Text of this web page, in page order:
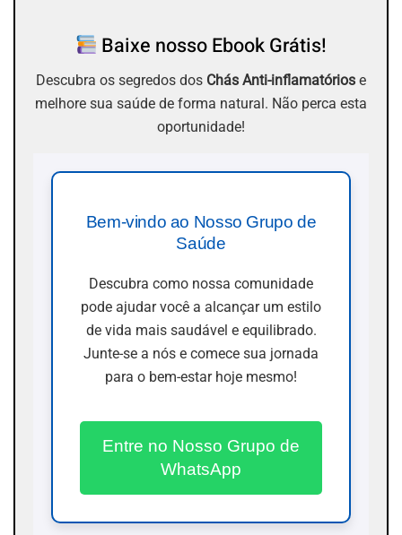
Baixe nosso Ebook Grátis!
Descubra os segredos dos Chás Anti-inflamatórios e
melhore sua saúde de forma natural. Não perca esta
oportunidade!
Bem-vindo ao Nosso Grupo de
Saúde
Descubra como nossa comunidade
pode ajudar você a alcançar um estilo
de vida mais saudável e equilibrado.
Junte-se a nós e comece sua jornada
para o bem-estar hoje mesmo!
Entre no Nosso Grupo de
WhatsApp